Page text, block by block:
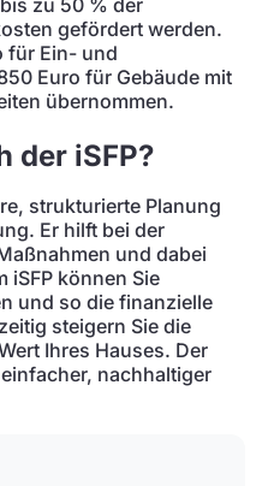
zu 50 % der
gefördert werden.
für Ein- und
Euro für Gebäude mit
übernommen.
der iSFP?
strukturierte Planung
Er hilft bei der
und dabei
iSFP können Sie
und so die finanzielle
steigern Sie die
Ihres Hauses. Der
nachhaltiger